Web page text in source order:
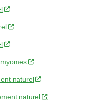
naturel
naturel